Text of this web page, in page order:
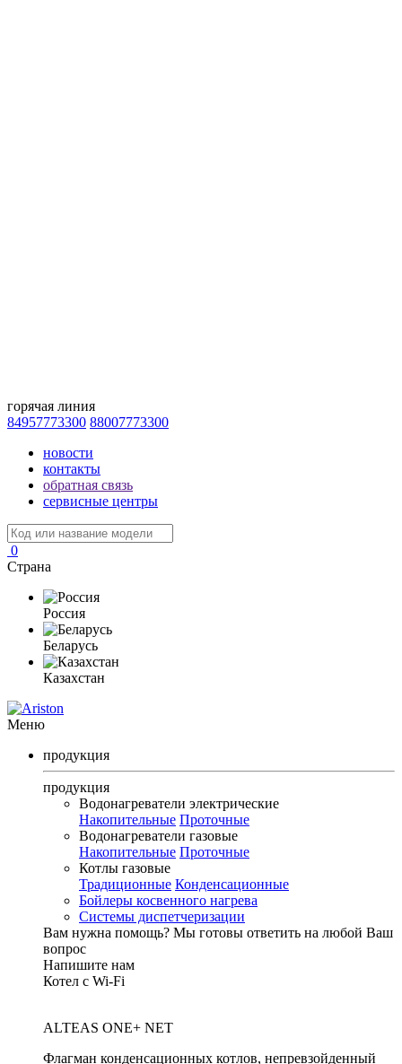
горячая линия
84957773300 88007773300
новости
контакты
обратная связь
сервисные центры
0
Страна
Россия
Беларусь
Казахстан
Меню
продукция
продукция
Водонагреватели электрические
Накопительные Проточные
Водонагреватели газовые
Накопительные Проточные
Котлы газовые
Традиционные Конденсационные
Бойлеры косвенного нагрева
Системы диспетчеризации
Вам нужна помощь? Мы готовы ответить на любой Ваш
вопрос
Напишите нам
Котел с Wi-Fi
ALTEAS ONE+ NET
Флагман конденсационных котлов, непревзойденный